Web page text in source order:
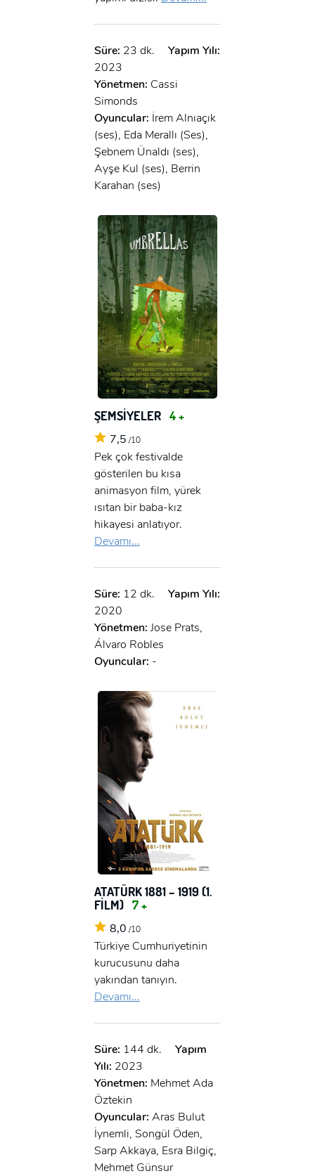
Süre: 23 dk.
Yapım Yılı:
2023
Yönetmen: Cassi
Simonds
Oyuncular: İrem Alnıaçık
(ses), Eda Merallı (Ses),
Şebnem Ünaldı (ses),
Ayşe Kul (ses), Berrin
Karahan (ses)
ŞEMSİYELER 4 +
7,5 /10
Pek çok festivalde
gösterilen bu kısa
animasyon film, yürek
ısıtan bir baba-kız
hikayesi anlatıyor.
Devamı...
Süre: 12 dk.
Yapım Yılı:
2020
Yönetmen: Jose Prats,
Álvaro Robles
Oyuncular: -
ATATÜRK 1881 – 1919 (1.
FİLM) 7 +
8,0 /10
Türkiye Cumhuriyetinin
kurucusunu daha
yakından tanıyın.
Devamı...
Süre: 144 dk.
Yapım
Yılı: 2023
Yönetmen: Mehmet Ada
Öztekin
Oyuncular: Aras Bulut
İynemli, Songül Öden,
Sarp Akkaya, Esra Bilgiç,
Mehmet Günsur